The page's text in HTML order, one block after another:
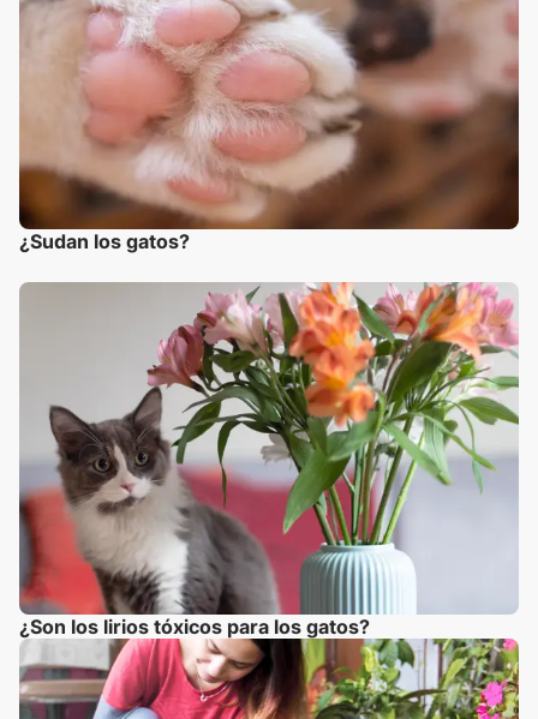
¿Sudan los gatos?
¿Son los lirios tóxicos para los gatos?